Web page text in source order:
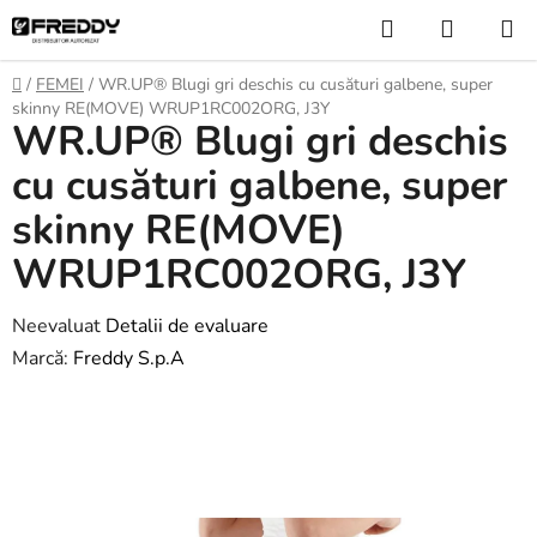
Treci
la
conținut
Căutare
DE
Acasă
/ FEMEI / WR.UP® Blugi gri deschis cu cusături galbene, super
skinny RE(MOVE) WRUP1RC002ORG, J3Y
WR.UP® Blugi gri deschis
cu cusături galbene, super
skinny RE(MOVE)
WRUP1RC002ORG, J3Y
Evaluarea
medie
Neevaluat Detalii de evaluare
Marcă: Freddy S.p.A